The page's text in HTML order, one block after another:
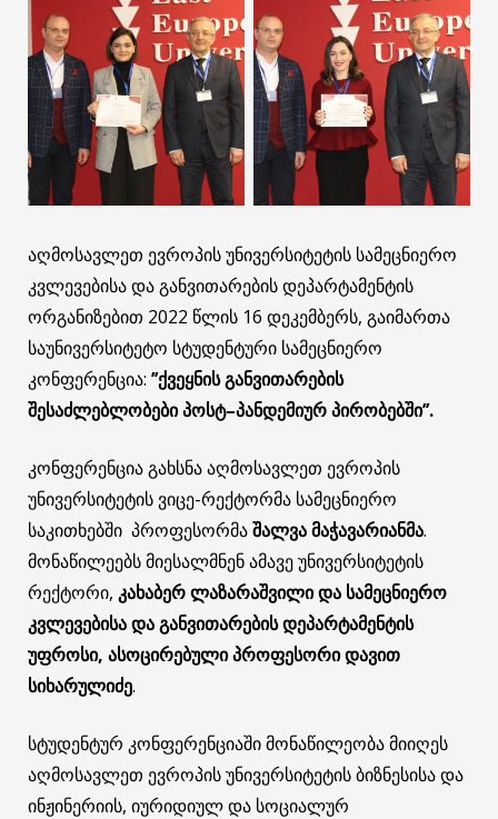
აღმოსავლეთ ევროპის უნივერსიტეტის სამეცნიერო
კვლევებისა და განვითარების დეპარტამენტის
ორგანიზებით 2022 წლის 16 დეკემბერს, გაიმართა
საუნივერსიტეტო სტუდენტური სამეცნიერო
კონფერენცია: ’’ქვეყნისგანვითარების
შესაძლებლობებიპოსტ–პანდემიურპირობებში’’.
კონფერენცია გახსნა აღმოსავლეთ ევროპის
უნივერსიტეტის ვიცე-რექტორმა სამეცნიერო
საკითხებში პროფესორმაშალვამაჭავარიანმა.
მონაწილეებს მიესალმნენ ამავე უნივერსიტეტის
რექტორი, კახაბერ ლაზარაშვილიდა სამეცნიერო
კვლევებისა და განვითარების დეპარტამენტის
უფროსი, ასოცირებული პროფესორიდავით
სიხარულიძე.
სტუდენტურ კონფერენციაში მონაწილეობა მიიღეს
აღმოსავლეთ ევროპის უნივერსიტეტის ბიზნესისა და
ინჟინერიის, იურიდიულ და სოციალურ